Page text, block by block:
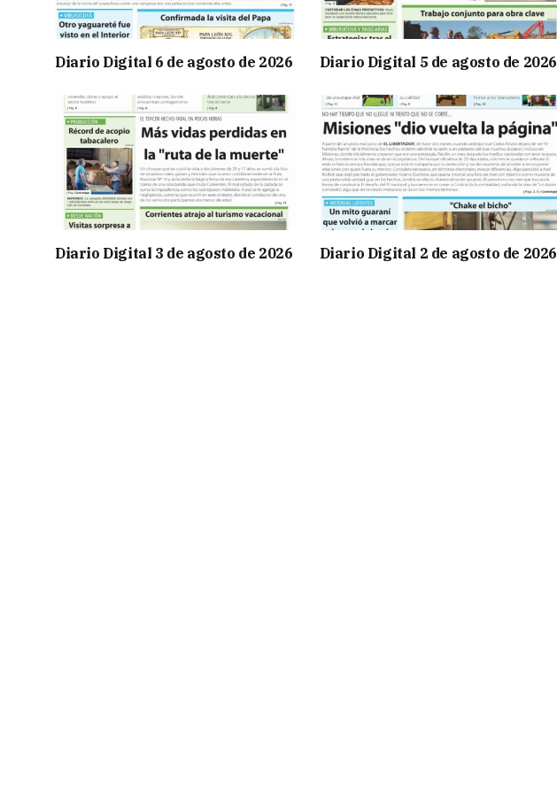
Diario Digital 6 de agosto de 2026 Diario Digital 5 de agosto de 2026
Diario Digital 3 de agosto de 2026 Diario Digital 2 de agosto de 2026